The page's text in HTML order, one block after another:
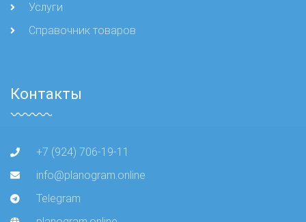
Услуги
Справочник товаров
Контакты
+7 (924) 706-19-11
info@planogram.online
Telegram